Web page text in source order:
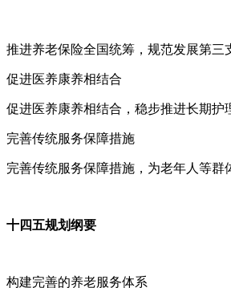
推进养老保险全国统筹，规范发展第三
促进医养康养相结合
促进医养康养相结合，稳步推进长期护
完善传统服务保障措施
完善传统服务保障措施，为老年人等群
十四五规划纲要
构建完善的养老服务体系